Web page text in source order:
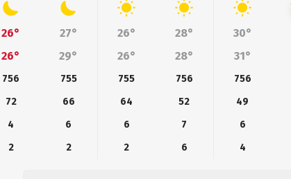
26° 27° 26° 28° 30°
26°
29° 26° 28° 31°
756 755 755 756 756
72
66 64 52 49
4
6 6 7 6
2
2 2 6 4